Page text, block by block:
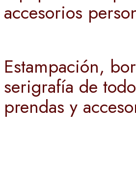
accesorios
Estampación,
serigrafía de
prendas y